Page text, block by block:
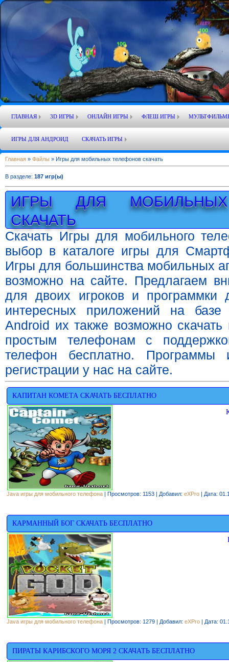
ГЛАВНАЯ 3D ИГРЫ ОНЛАЙН ИГРЫ ФЛЕШ ИГРЫ
ИГРЫ ДЛЯ АНДРОИД СКАЧАТЬ ИГРЫ
Главная » Файлы » Игры для мобильных телефонов скачать
В разделе: 187 игр(ы)
ИГРЫ ДЛЯ
СКАЧАТЬ
Скачать Игры для мобильного
выбор в каталоге игры для
Игры для большинства мобильных
возможно на сайте. Предлагаем
для двоих игроков и программки
интересных приложений на
Android их также возможно
простым телефонам с
телефон бесплатно. Программы
регистрации у нас на сайте.
КАПИТАН КОМЕТА СКАЧАТЬ БЕСПЛАТНО
Java игры для мобильного телефона | Просмотров: 1153 | Добавил: eXPro | Дата:
КАРМАННЫЙ БОГ СКАЧАТЬ БЕСПЛАТНО
Java игры для мобильного телефона | Просмотров: 1279 | Добавил: eXPro | Дата:
ПИРАТЫ КАРИБСКОГО МОРЯ 2 СКАЧАТЬ БЕСПЛАТНО